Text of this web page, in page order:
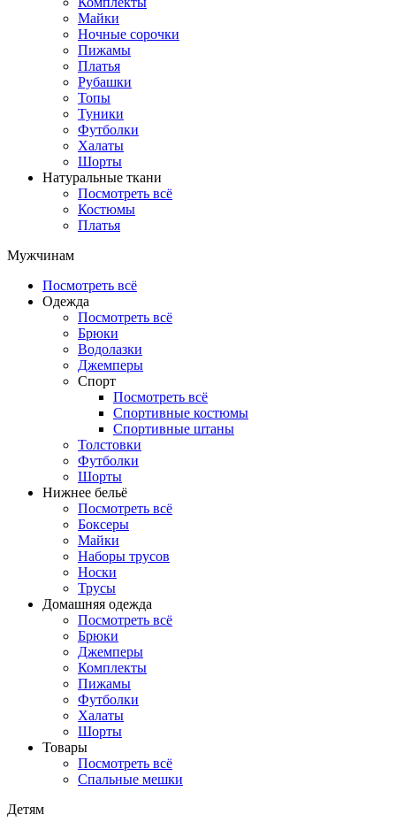
Майки
Ночные сорочки
Пижамы
Платья
Рубашки
Топы
Туники
Футболки
Халаты
Шорты
Натуральные ткани
Посмотреть всё
Костюмы
Платья
Мужчинам
Посмотреть всё
Одежда
Посмотреть всё
Брюки
Водолазки
Джемперы
Спорт
Посмотреть всё
Спортивные костюмы
Спортивные штаны
Толстовки
Футболки
Шорты
Нижнее бельё
Посмотреть всё
Боксеры
Майки
Наборы трусов
Носки
Трусы
Домашняя одежда
Посмотреть всё
Брюки
Джемперы
Комплекты
Пижамы
Футболки
Халаты
Шорты
Товары
Посмотреть всё
Спальные мешки
Детям